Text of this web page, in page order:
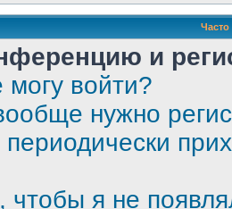
и
войти?
нужно
чтобы я не